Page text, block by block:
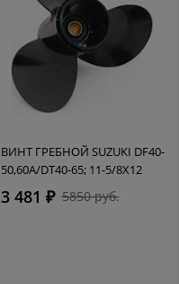
ВИНТ ГРЕБНОЙ SUZUKI DF40-
50,60A/DT40-65; 11-5/8X12
3 481 ₽ 5850 руб.